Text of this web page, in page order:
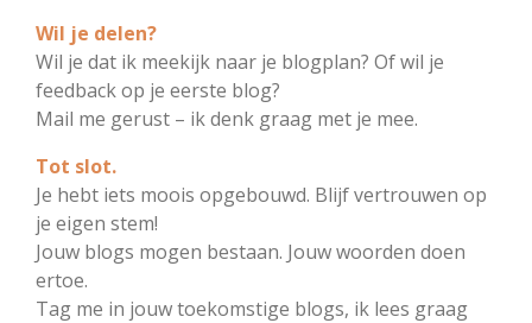
Wil je delen?
Wil je dat ik meekijk naar je blogplan? Of wil je
feedback op je eerste blog?
Mail me gerust – ik denk graag met je mee.
Tot slot.
Je hebt iets moois opgebouwd. Blijf vertrouwen op
je eigen stem!
Jouw blogs mogen bestaan. Jouw woorden doen
ertoe.
Tag me in jouw toekomstige blogs, ik lees graag